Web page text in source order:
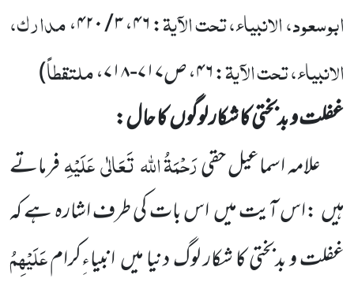
ابوسعود، الانبیاء، تحت الآیۃ: ۴۶، ۳ / ۴۲۰،
مدارک،
الانبیاء، تحت الآیۃ: ۴۶، ص۷۱۷-۷۱۸، ملتقطاً)
غفلت و بدبختی کا شکار لوگوںکا حال:
علامہ اسماعیل حقیرَحْمَۃُ اللہتَعَالٰیعَلَیْہِفرماتے
ہیں :اس آیت میںاس بات کی طرف اشارہ ہے کہ
غفلت وبدبختیکا شکار لوگ دنیا میںانبیاءِکرامعَلَیْہِمُ